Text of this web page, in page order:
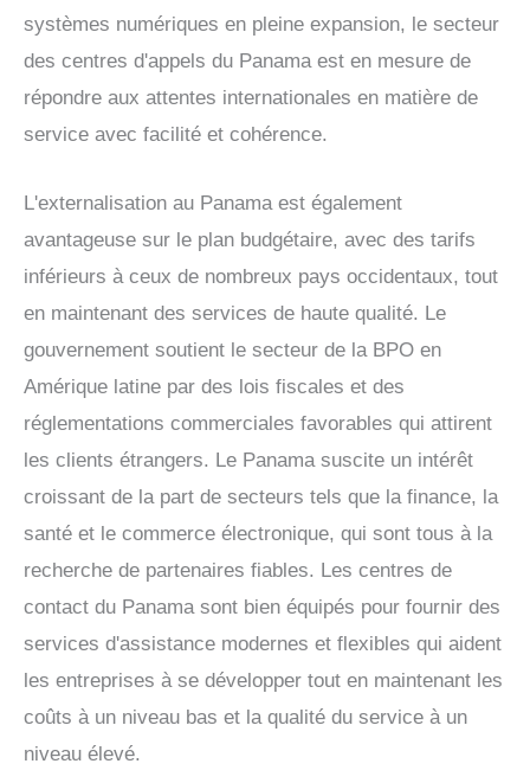
systèmes numériques en pleine expansion, le secteur
des centres d'appels du Panama est en mesure de
répondre aux attentes internationales en matière de
service avec facilité et cohérence.
L'externalisation au Panama est également
avantageuse sur le plan budgétaire, avec des tarifs
inférieurs à ceux de nombreux pays occidentaux, tout
en maintenant des services de haute qualité. Le
gouvernement soutient le secteur de la BPO en
Amérique latine par des lois fiscales et des
réglementations commerciales favorables qui attirent
les clients étrangers. Le Panama suscite un intérêt
croissant de la part de secteurs tels que la finance, la
santé et le commerce électronique, qui sont tous à la
recherche de partenaires fiables. Les centres de
contact du Panama sont bien équipés pour fournir des
services d'assistance modernes et flexibles qui aident
les entreprises à se développer tout en maintenant les
coûts à un niveau bas et la qualité du service à un
niveau élevé.